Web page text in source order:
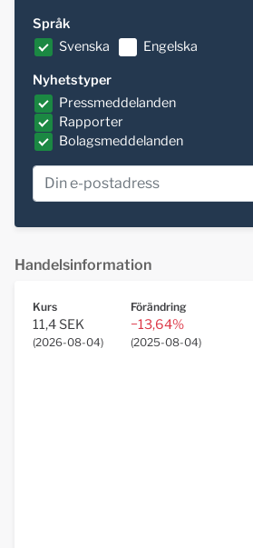
Språk
Svenska
Engelska
Nyhetstyper
Pressmeddelanden
Rapporter
Bolagsmeddelanden
Handelsinformation
Kurs
11,4 SEK
(2026-08-04)
Förändring
−13,64%
(2025-08-04)